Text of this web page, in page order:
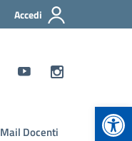
Accedi
Mail Docenti